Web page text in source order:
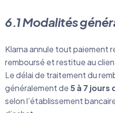
6.1 Modalités
Klarna annule tout paiement
remboursé et restitue au
Le délai de traitement du
généralement de 5 à 7 jours
selon l’établissement